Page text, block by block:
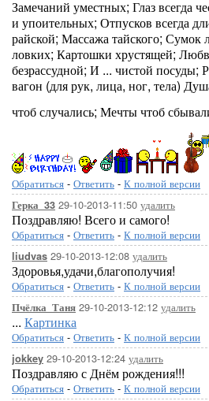
Замечаний уместных; Глаз всегда
и упоительных; Отпусков всегда
райской; Массажа тайского; Сумок
ловких; Картошки хрустящей;
безрассудной; И ... чистой посуды;
вагон (для рук, лица, ног, тела)
чтоб случались; Мечты чтоб
Обратиться - Ответить - К полной версии
Герка_33 29-10-2013-11:50 удалить
Поздравляю! Всего и самого!
Обратиться - Ответить - К полной версии
liudvas 29-10-2013-12:08 удалить
Здоровья,удачи,благополучия!
Обратиться - Ответить - К полной версии
Пчёлка_Таня 29-10-2013-12:12 удалить
... Картинка
Обратиться - Ответить - К полной версии
jokkey 29-10-2013-12:24 удалить
Поздравляю с Днём рождения!!!
Обратиться - Ответить - К полной версии